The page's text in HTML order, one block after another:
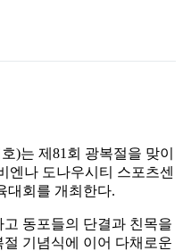
)는 제81회 광복절을 맞이
엔나 도나우시티 스포츠센
대회를 개최한다.
동포들의 단결과 친목을
기념식에 이어 다채로운